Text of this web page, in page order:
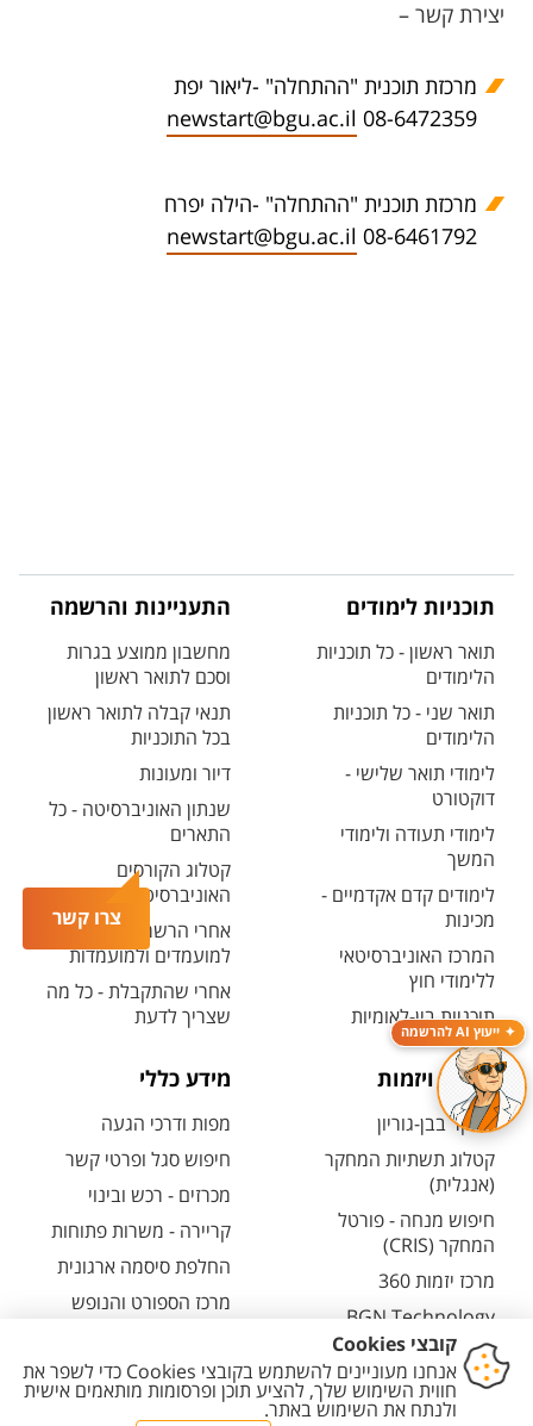
צרו קשר
ייעוץ AI להרשמה
יצירת קשר –
מרכזת תוכנית "ההתחלה" -ליאור יפת
08-6472359 ​
newstart@bgu.ac.il
מרכזת תוכנית "ההתחלה" -הילה יפרח
08-6461792 ​
newstart@bgu.ac.il
תוכניות לימודים
תואר ראשון - כל תוכניות
הלימודים
תואר שני - כל תוכניות
הלימודים
לימודי תואר שלישי -
דוקטורט
לימודי תעודה ולימודי
המשך
לימודים קדם אקדמיים -
מכינות
המרכז האוניברסיטאי
ללימודי חוץ
תוכניות בין-לאומיות
התעניינות והרשמה
מחשבון ממוצע בגרות
וסכם לתואר ראשון
תנאי קבלה לתואר ראשון
בכל התוכניות
דיור ומעונות
שנתון האוניברסיטה - כל
התארים
קטלוג הקורסים
האוניברסיטאי
אחרי הרשמה - אזור אישי
למועמדים ולמועמדות
אחרי שהתקבלת - כל מה
שצריך לדעת
מחקר ויזמות
מחקר בבן-גוריון
קטלוג תשתיות המחקר
(אנגלית)
חיפוש מנחה - פורטל
המחקר (CRIS)
מרכז יזמות 360
BGN Technology
Transfer
פארק ההייטק
משרות אקדמיות
מידע כללי
מפות ודרכי הגעה
חיפוש סגל ופרטי קשר
מכרזים - רכש ובינוי
קריירה - משרות פתוחות
החלפת סיסמה ארגונית
מרכז הספורט והנופש
חירום